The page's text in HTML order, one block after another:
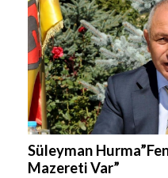
Süleyman
Mazereti Var”